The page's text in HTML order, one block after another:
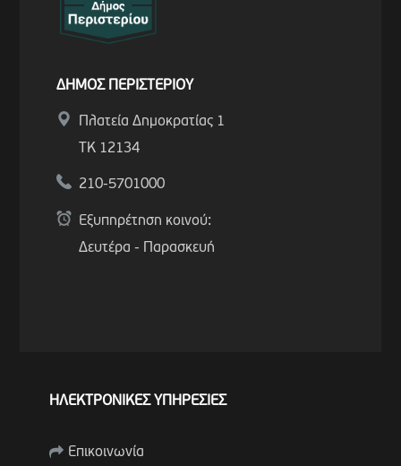
ΔΗΜΟΣ ΠΕΡΙΣΤΕΡΙΟΥ
Πλατεία Δημοκρατίας 1
ΤΚ 12134
210-5701000
Εξυπηρέτηση κοινού:
Δευτέρα - Παρασκευή
ΗΛΕΚΤΡΟΝΙΚΕΣ ΥΠΗΡΕΣΙΕΣ
Επικοινωνία